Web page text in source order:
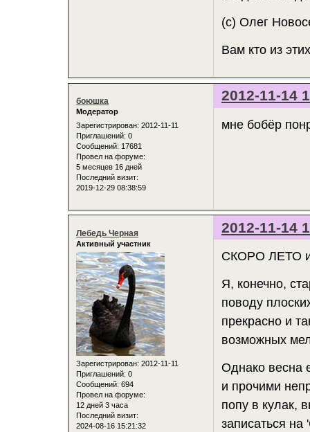
(с) Олег
Вам кто из
2012-11-14
боюшка
Модератор
Зарегистрирован: 2012-11-11
Приглашений: 0
Сообщений: 17681
Провел на форуме:
5 месяцев 16 дней
Последний визит:
2019-12-29 08:38:59
мне бобёр
2012-11-14
Лебедь Черная
Активный участник
Зарегистрирован: 2012-11-11
Приглашений: 0
Сообщений: 694
Провел на форуме:
12 дней 3 часа
Последний визит:
2024-08-16 15:21:32
СКОРО ЛЕТО
Я, конечно,
поводу
прекрасно и
возможных
Однако весна
и прочими
попу в кулак,
записаться